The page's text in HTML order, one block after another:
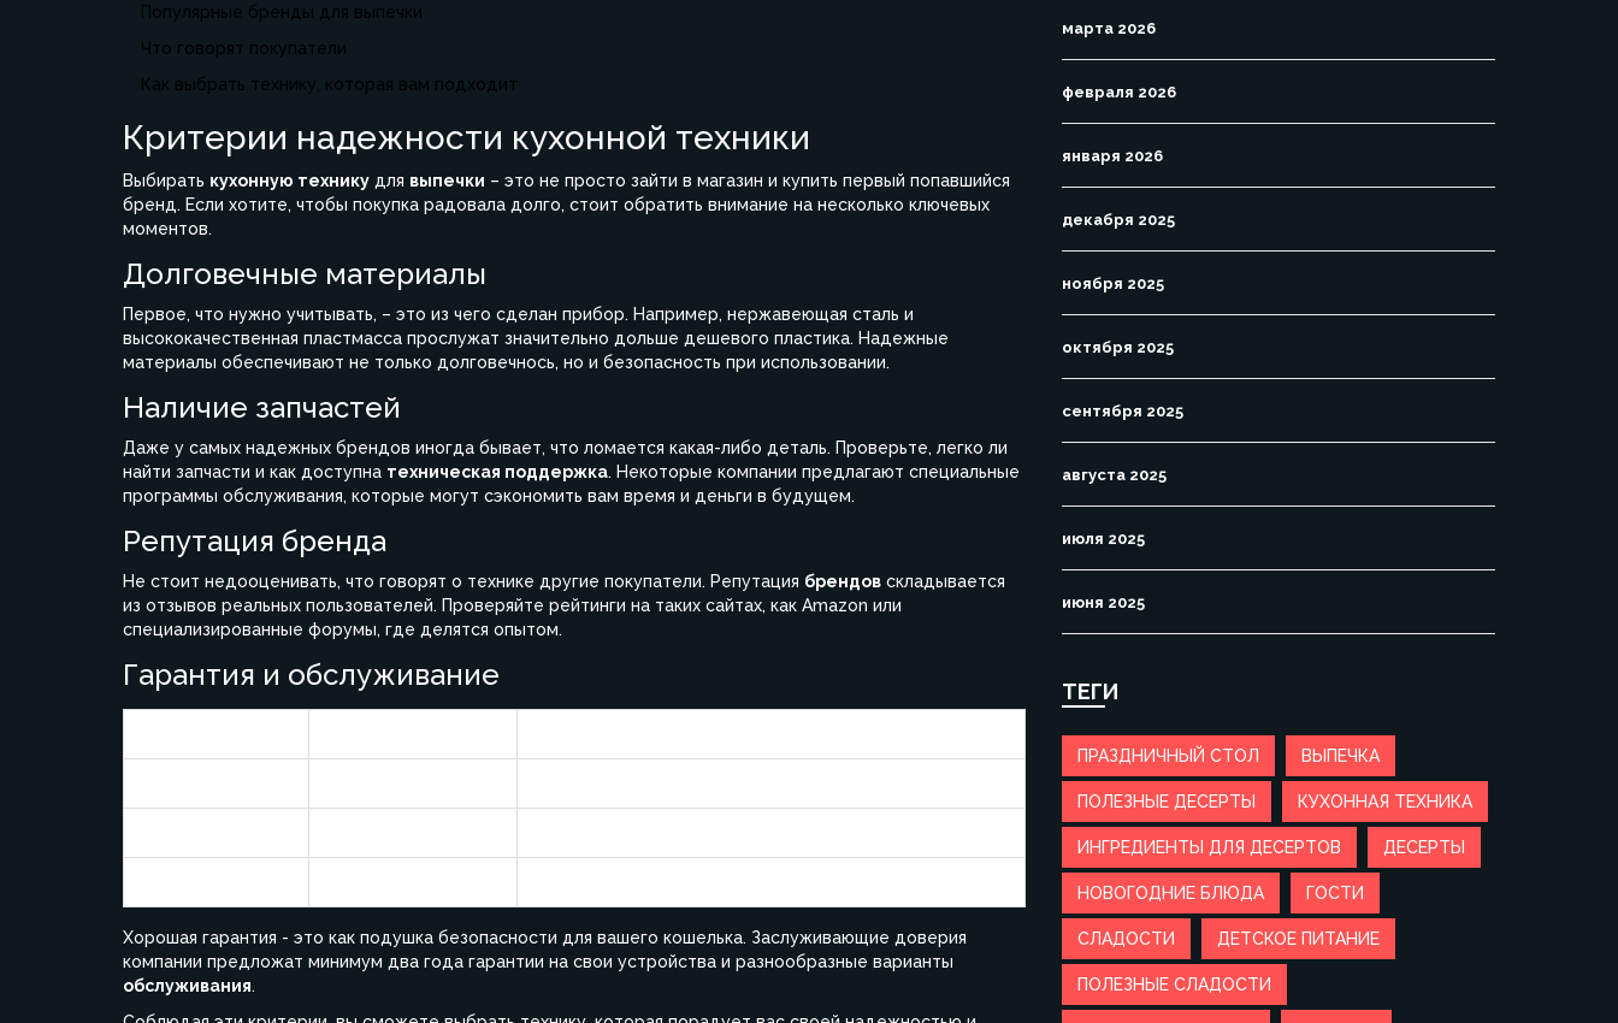
Популярные бренды для выпечки
Что говорят покупатели
Как выбрать технику, которая вам подходит
Критерии надежности кухонной техники
Выбирать кухонную технику для выпечки – это не просто зайти в магазин и купить первый попавшийся
бренд. Если хотите, чтобы покупка радовала долго, стоит обратить внимание на несколько ключевых
моментов.
Долговечные материалы
Первое, что нужно учитывать, – это из чего сделан прибор. Например, нержавеющая сталь и
высококачественная пластмасса прослужат значительно дольше дешевого пластика. Надежные
материалы обеспечивают не только долговечнось, но и безопасность при использовании.
Наличие запчастей
Даже у самых надежных брендов иногда бывает, что ломается какая-либо деталь. Проверьте, легко ли
найти запчасти и как доступна техническая поддержка. Некоторые компании предлагают специальные
программы обслуживания, которые могут сэкономить вам время и деньги в будущем.
Репутация бренда
Не стоит недооценивать, что говорят о технике другие покупатели. Репутация брендов складывается
из отзывов реальных пользователей. Проверяйте рейтинги на таких сайтах, как Amazon или
специализированные форумы, где делятся опытом.
Гарантия и обслуживание
Хорошая гарантия - это как подушка безопасности для вашего кошелька. Заслуживающие доверия
компании предложат минимум два года гарантии на свои устройства и разнообразные варианты
обслуживания.
марта 2026
февраля 2026
января 2026
декабря 2025
ноября 2025
октября 2025
сентября 2025
августа 2025
июля 2025
июня 2025
ТЕГИ
ПРАЗДНИЧНЫЙ СТОЛ ВЫПЕЧКА
ПОЛЕЗНЫЕ ДЕСЕРТЫ КУХОННАЯ ТЕХНИКА
ИНГРЕДИЕНТЫ ДЛЯ ДЕСЕРТОВ ДЕСЕРТЫ
НОВОГОДНИЕ БЛЮДА ГОСТИ
СЛАДОСТИ ДЕТСКОЕ ПИТАНИЕ
ПОЛЕЗНЫЕ СЛАДОСТИ